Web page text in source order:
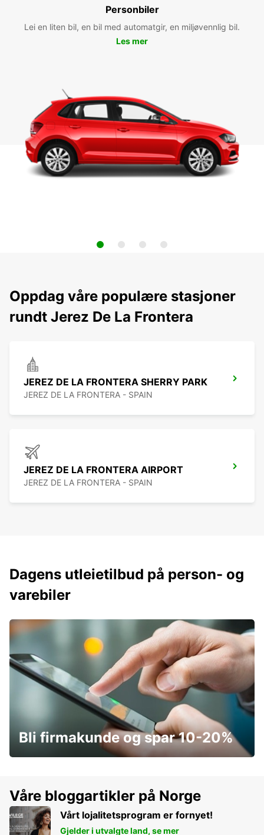
Personbiler
Lei en liten bil, en bil med automatgir, en miljøvennlig bil.
Les mer
Oppdag våre populære stasjoner
rundt Jerez De La Frontera
JEREZ DE LA FRONTERA SHERRY PARK
JEREZ DE LA FRONTERA - SPAIN
JEREZ DE LA FRONTERA AIRPORT
JEREZ DE LA FRONTERA - SPAIN
Dagens utleietilbud på person- og
varebiler
Bli firmakunde og spar 10-20%
Våre bloggartikler på Norge
Vårt lojalitetsprogram er fornyet!
Gjelder i utvalgte land, se mer